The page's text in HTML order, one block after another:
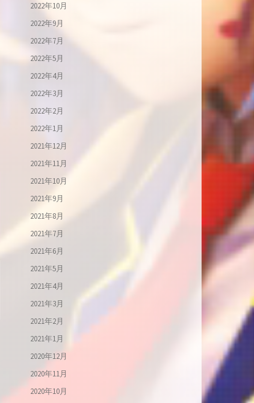
2022年10月
2022年9月
2022年7月
2022年5月
2022年4月
2022年3月
2022年2月
2022年1月
2021年12月
2021年11月
2021年10月
2021年9月
2021年8月
2021年7月
2021年6月
2021年5月
2021年4月
2021年3月
2021年2月
2021年1月
2020年12月
2020年11月
2020年10月